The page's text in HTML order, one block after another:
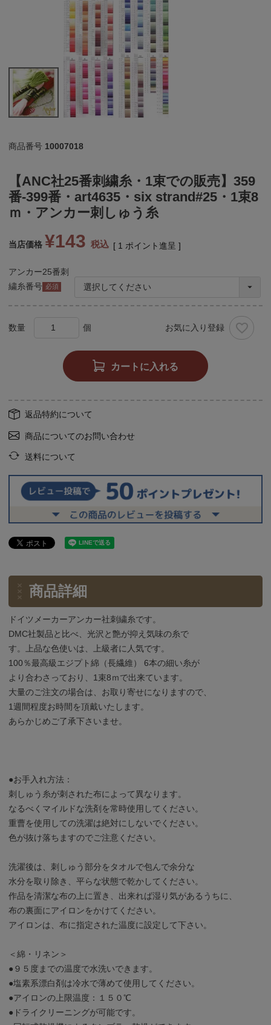
閉じる
商品番号 10007018
【ANC社25番刺繍糸・1束での販売】359
番-399番・art4635・six strand#25・1束8
ｍ・アンカー刺しゅう糸
当店価格 ¥143 税込 [ 1 ポイント進呈 ]
アンカー25番刺
繍糸番号
お気に入り登録
カートに入れる
返品特約について
商品についてのお問い合わせ
送料について
商品詳細
ドイツメーカーアンカー社刺繍糸です。
DMC社製品と比べ、光沢と艶が抑え気味の糸で
す。上品な色使いは、上級者に人気です。
100％最高級エジプト綿（長繊維） 6本の細い糸が
より合わさっており、1束8ｍで出来ています。
大量のご注文の場合は、お取り寄せになりますので、
1週間程度お時間を頂戴いたします。
あらかじめご了承下さいませ。
●お手入れ方法：
刺しゅう糸が刺された布によって異なります。
なるべくマイルドな洗剤を常時使用してください。
重曹を使用しての洗濯は絶対にしないでください。
色が抜け落ちますのでご注意ください。
洗濯後は、刺しゅう部分をタオルで包んで余分な
水分を取り除き、平らな状態で乾かしてください。
作品を清潔な布の上に置き、出来れば湿り気があるうちに、
布の裏面にアイロンをかけてください。
アイロンは、布に指定された温度に設定して下さい。
＜綿・リネン＞
●９５度までの温度で水洗いできます。
●塩素系漂白剤は冷水で薄めて使用してください。
●アイロンの上限温度：１５０℃
●ドライクリーニングが可能です。